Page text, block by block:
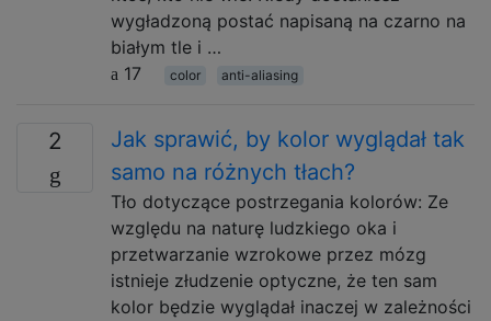
wygładzoną postać napisaną na czarno na
białym tle i …
17
color anti-aliasing
2
Jak sprawić, by kolor wyglądał tak
samo na różnych tłach?
Tło dotyczące postrzegania kolorów: Ze
względu na naturę ludzkiego oka i
przetwarzanie wzrokowe przez mózg
istnieje złudzenie optyczne, że ten sam
kolor będzie wyglądał inaczej w zależności